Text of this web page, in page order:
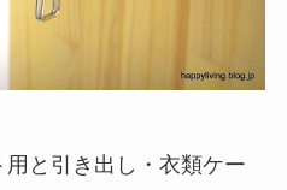
と引き出し・衣類ケー